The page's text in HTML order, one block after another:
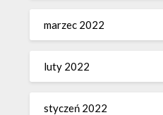
marzec 2022
luty 2022
styczeń 2022